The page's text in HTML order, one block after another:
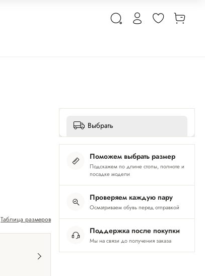
Таблица размеров
Выбрать
Поможем выбрать размер
Подскажем по длине стопы, полноте и
посадке модели
Проверяем каждую пару
Осматриваем обувь перед отправкой
Поддержка после покупки
Мы на связи до получения заказа